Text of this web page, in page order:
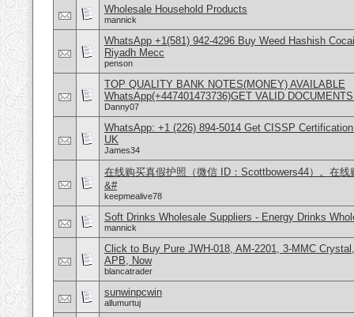
Wholesale Household Products
mannick
WhatsApp +1(581) 942-4296 Buy Weed Hashish
Riyadh Mecc
penson
TOP QUALITY BANK NOTES(MONEY) AVAILABLE
WhatsApp(+447401473736)GET VALID
Danny07
WhatsApp: +1 (226) 894-5014​ Get CISSP
UK
James34
在线购买真假护照（微信 ID：Scottbowers44）。在
&#
keepmealive78
Soft Drinks Wholesale Suppliers - Energy Drinks
mannick
Click to Buy Pure JWH-018, AM-2201, 3-MMC
APB, Now
blancatrader
sunwinpcwin
allumurtuj